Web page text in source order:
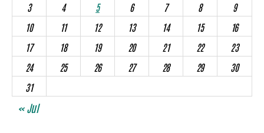
3
4 5 6 7 8
9
10
11 12 13 14 15
16
17
18 19 20 21 22
23
24
25 26 27 28 29
30
31
« Jul